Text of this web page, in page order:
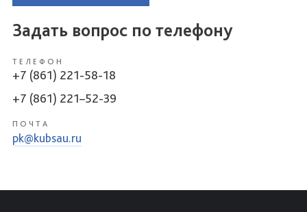
Задать вопрос по телефону
ТЕЛЕФОН
+7 (861) 221-58-18
+7 (861) 221–52-39
ПОЧТА
pk@kubsau.ru